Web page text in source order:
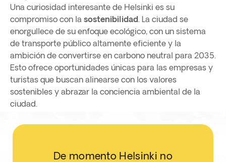
Una curiosidad interesante de Helsinki es su
compromiso con la sostenibilidad. La ciudad se
enorgullece de su enfoque ecológico, con un sistema
de transporte público altamente eficiente y la
ambición de convertirse en carbono neutral para 2035.
Esto ofrece oportunidades únicas para las empresas y
turistas que buscan alinearse con los valores
sostenibles y abrazar la conciencia ambiental de la
ciudad.
De momento Helsinki no